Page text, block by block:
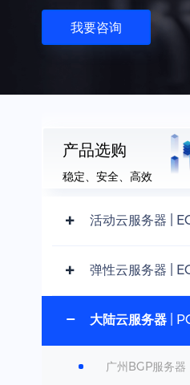
我要咨询
产品选购
稳定、安全、高效
活动云服务器 |
弹性云服务器 |
大陆云服务器 |
广州BGP服务器